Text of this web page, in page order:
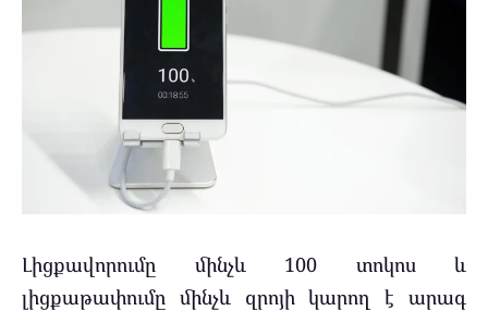
Լիցքավորումը մինչև 100 տոկոս և
լիցքաթափումը մինչև զրոյի կարող է արագ